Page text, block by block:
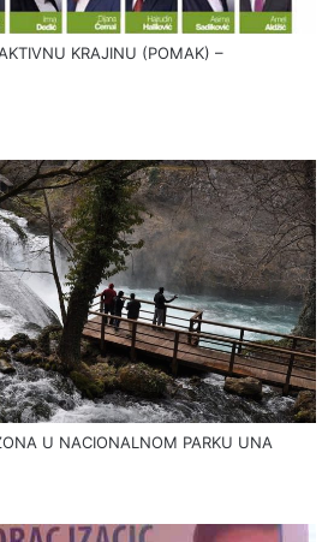
KRAJINU (POMAK) –
U NACIONALNOM PARKU UNA